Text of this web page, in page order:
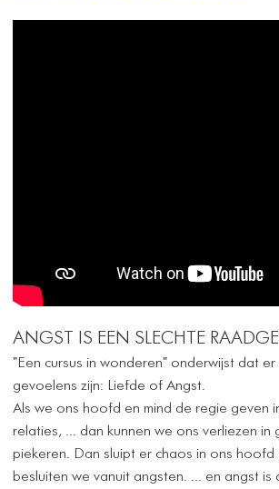
ANGST IS EEN SLECHTE
"Een cursus in wonderen" onderwijst dat er
gevoelens zijn: Liefde of Angst.
Als we ons hoofd en mind de regie geven
relaties, ... dan kunnen we ons verliezen in
piekeren. Dan sluipt er chaos in ons hoofd
besluiten we vanuit angsten. ... en angst is